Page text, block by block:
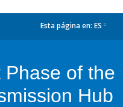
Esta página en: ES
of the
Hub